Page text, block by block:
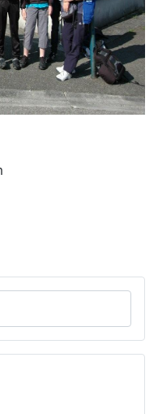
Rhône d'Echecs des